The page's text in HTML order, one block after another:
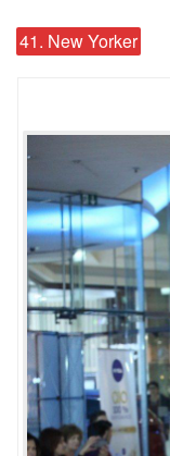
41. New Yorker